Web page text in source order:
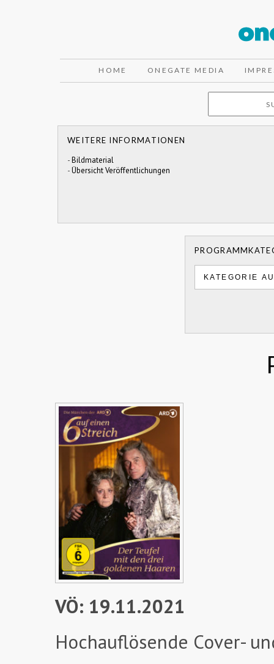
HOME ONEGATE MEDIA
WEITERE INFORMATIONEN
-Bildmaterial
-Übersicht Veröffentlichungen
VÖ: 19.11.2021
Hochauflösende Cover-